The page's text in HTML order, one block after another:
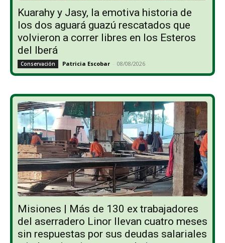
Kuarahy y Jasy, la emotiva historia de
los dos aguará guazú rescatados que
volvieron a correr libres en los Esteros
del Iberá
Conservación Patricia Escobar - 08/08/2026
Misiones | Más de 130 ex trabajadores
del aserradero Linor llevan cuatro meses
sin respuestas por sus deudas salariales